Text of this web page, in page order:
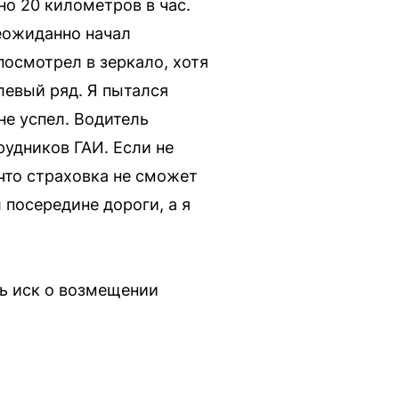
20 километров в час.
начал
в зеркало, хотя
ряд. Я пытался
успел. Водитель
ГАИ. Если не
страховка не сможет
дороги, а я
иск о возмещении